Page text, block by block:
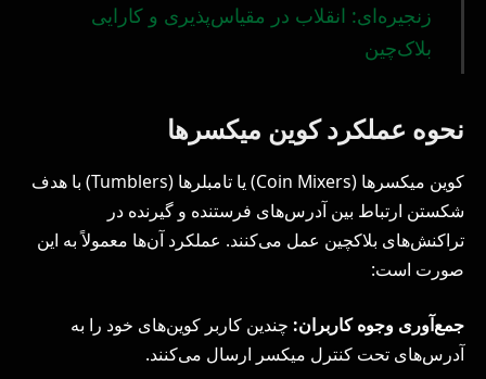
زنجیره‌ای: انقلاب در مقیاس‌پذیری و کارایی
بلاک‌چین
نحوه عملکرد کوین میکسرها
کوین میکسرها (Coin Mixers) یا تامبلرها (Tumblers) با هدف
شکستن ارتباط بین آدرس‌های فرستنده و گیرنده در
تراکنش‌های بلاکچین عمل می‌کنند. عملکرد آن‌ها معمولاً به این
صورت است:
جمع‌آوری وجوه کاربران: چندین کاربر کوین‌های خود را به
آدرس‌های تحت کنترل میکسر ارسال می‌کنند.